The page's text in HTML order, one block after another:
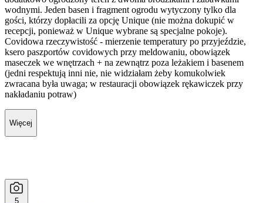
wodnymi. Jeden basen i fragment ogrodu wytyczony tylko dla
gości, którzy dopłacili za opcję Unique (nie można dokupić w
recepcji, ponieważ w Unique wybrane są specjalne pokoje).
Covidowa rzeczywistość - mierzenie temperatury po przyjeździe,
ksero paszportów covidowych przy meldowaniu, obowiązek
maseczek we wnętrzach + na zewnątrz poza leżakiem i basenem
(jedni respektują inni nie, nie widziałam żeby komukolwiek
zwracana była uwaga; w restauracji obowiązek rękawiczek przy
nakładaniu potraw)
Więcej
5